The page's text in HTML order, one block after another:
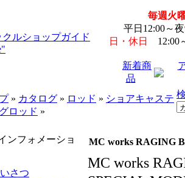
毎週火
平日12:00～
日・休日
12:00
新着商
品
» カタログ » ロッド » ショアキャステ
ロッド »
ンフォメーショ
さつ
MC works RAGING
MC works